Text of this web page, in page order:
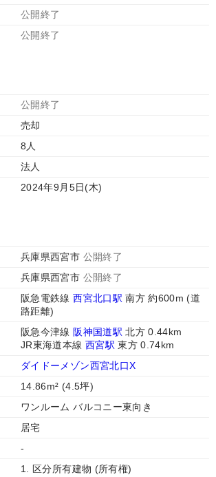
公開終了
公開終了
公開終了
売却
8人
法人
2024年9月5日(木)
兵庫県西宮市 公開終了
兵庫県西宮市 公開終了
阪急電鉄線西宮北口駅 南方 約600m (道
路距離)
阪急今津線 阪神国道駅 北方 0.44km
JR東海道本線 西宮駅 東方 0.74km
ダイドーメゾン西宮北口X
14.86m² (4.5坪)
ワンルーム バルコニー東向き
居宅
-
1. 区分所有建物 (所有権)